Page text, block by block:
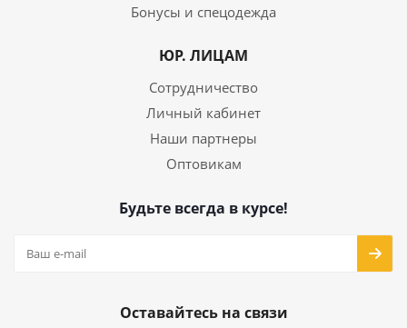
Бонусы и спецодежда
ЮР. ЛИЦАМ
Сотрудничество
Личный кабинет
Наши партнеры
Оптовикам
Будьте всегда в курсе!
Оставайтесь на связи